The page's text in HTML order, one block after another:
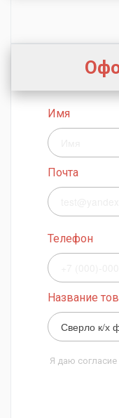
Имя
Почта
Телефон
Название
Я даю